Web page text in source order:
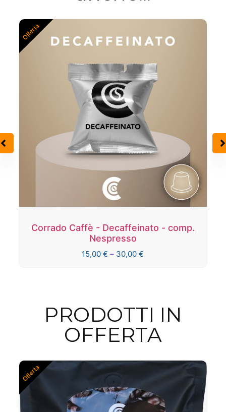
Offerta
Corrado Caffè - Miscela Gold - comp.
Nespresso
15,00€–30,00€
PRODOTTI IN
OFFERTA
Offerta